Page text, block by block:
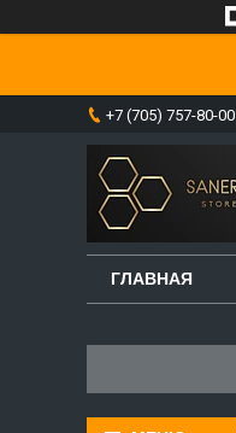
+7 (705) 757-80-00
ГЛАВНАЯ